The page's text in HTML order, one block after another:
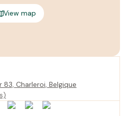
marche et de course
torsadée ultra légère pour
parfait du crampon
de composants en acier
pour éviter la rouille et
View map
83, Charleroi, Belgique